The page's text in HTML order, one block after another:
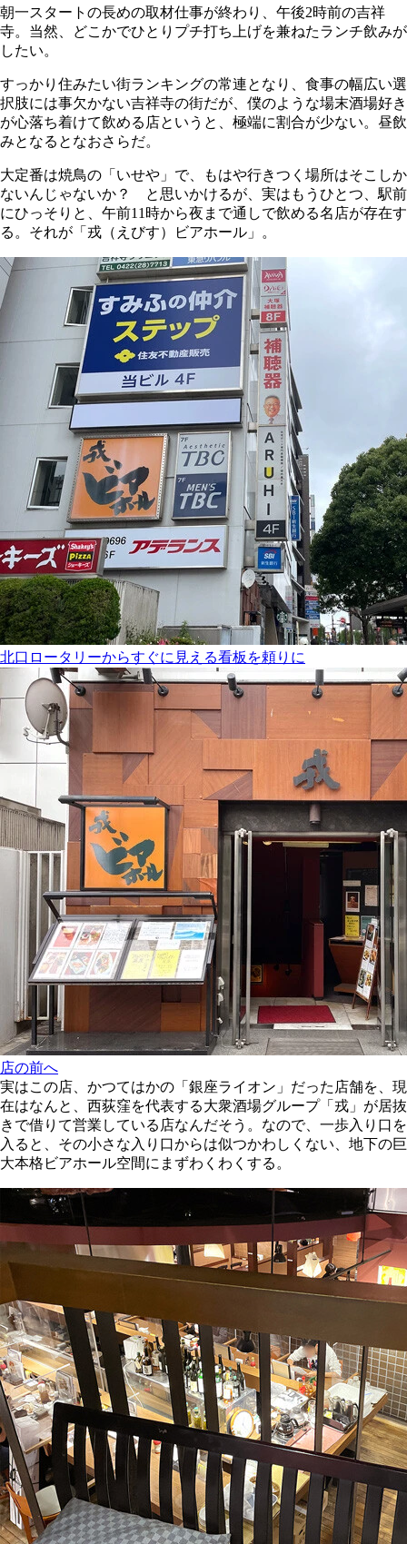
朝一スタートの長めの取材仕事が終わり、午後2時前の吉祥
寺。当然、どこかでひとりプチ打ち上げを兼ねたランチ飲みが
したい。
すっかり住みたい街ランキングの常連となり、食事の幅広い選
択肢には事欠かない吉祥寺の街だが、僕のような場末酒場好き
が心落ち着けて飲める店というと、極端に割合が少ない。昼飲
みとなるとなおさらだ。
大定番は焼鳥の「いせや」で、もはや行きつく場所はそこしか
ないんじゃないか？ と思いかけるが、実はもうひとつ、駅前
にひっそりと、午前11時から夜まで通しで飲める名店が存在す
る。それが「戎（えびす）ビアホール」。
北口ロータリーからすぐに見える看板を頼りに
店の前へ
実はこの店、かつてはかの「銀座ライオン」だった店舗を、現
在はなんと、西荻窪を代表する大衆酒場グループ「戎」が居抜
きで借りて営業している店なんだそう。なので、一歩入り口を
入ると、その小さな入り口からは似つかわしくない、地下の巨
大本格ビアホール空間にまずわくわくする。